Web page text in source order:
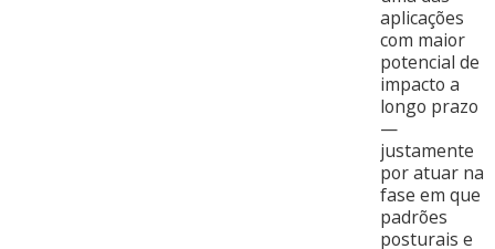
aplicações
com maior
potencial de
impacto a
longo prazo
—
justamente
por atuar na
fase em que
padrões
posturais e